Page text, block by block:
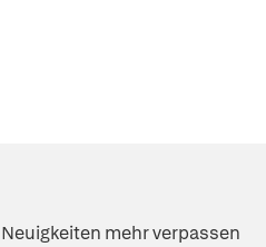
mehr verpassen